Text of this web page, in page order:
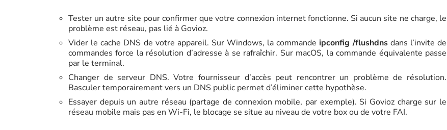
Tester un autre site pour confirmer que votre connexion internet fonctionne. Si aucun site ne charge, le
problème est réseau, pas lié à Govioz.
Vider le cache DNS de votre appareil. Sur Windows, la commande ipconfig /flushdnsdans l’invite de
commandes force la résolution d’adresse à se rafraîchir. Sur macOS, la commande équivalente passe
par le terminal.
Changer de serveur DNS. Votre fournisseur d’accès peut rencontrer un problème de résolution.
Basculer temporairement vers un DNS public permet d’éliminer cette hypothèse.
Essayer depuis un autre réseau (partage de connexion mobile, par exemple). Si Govioz charge sur le
réseau mobile mais pas en Wi-Fi, le blocage se situe au niveau de votre box ou de votre FAI.